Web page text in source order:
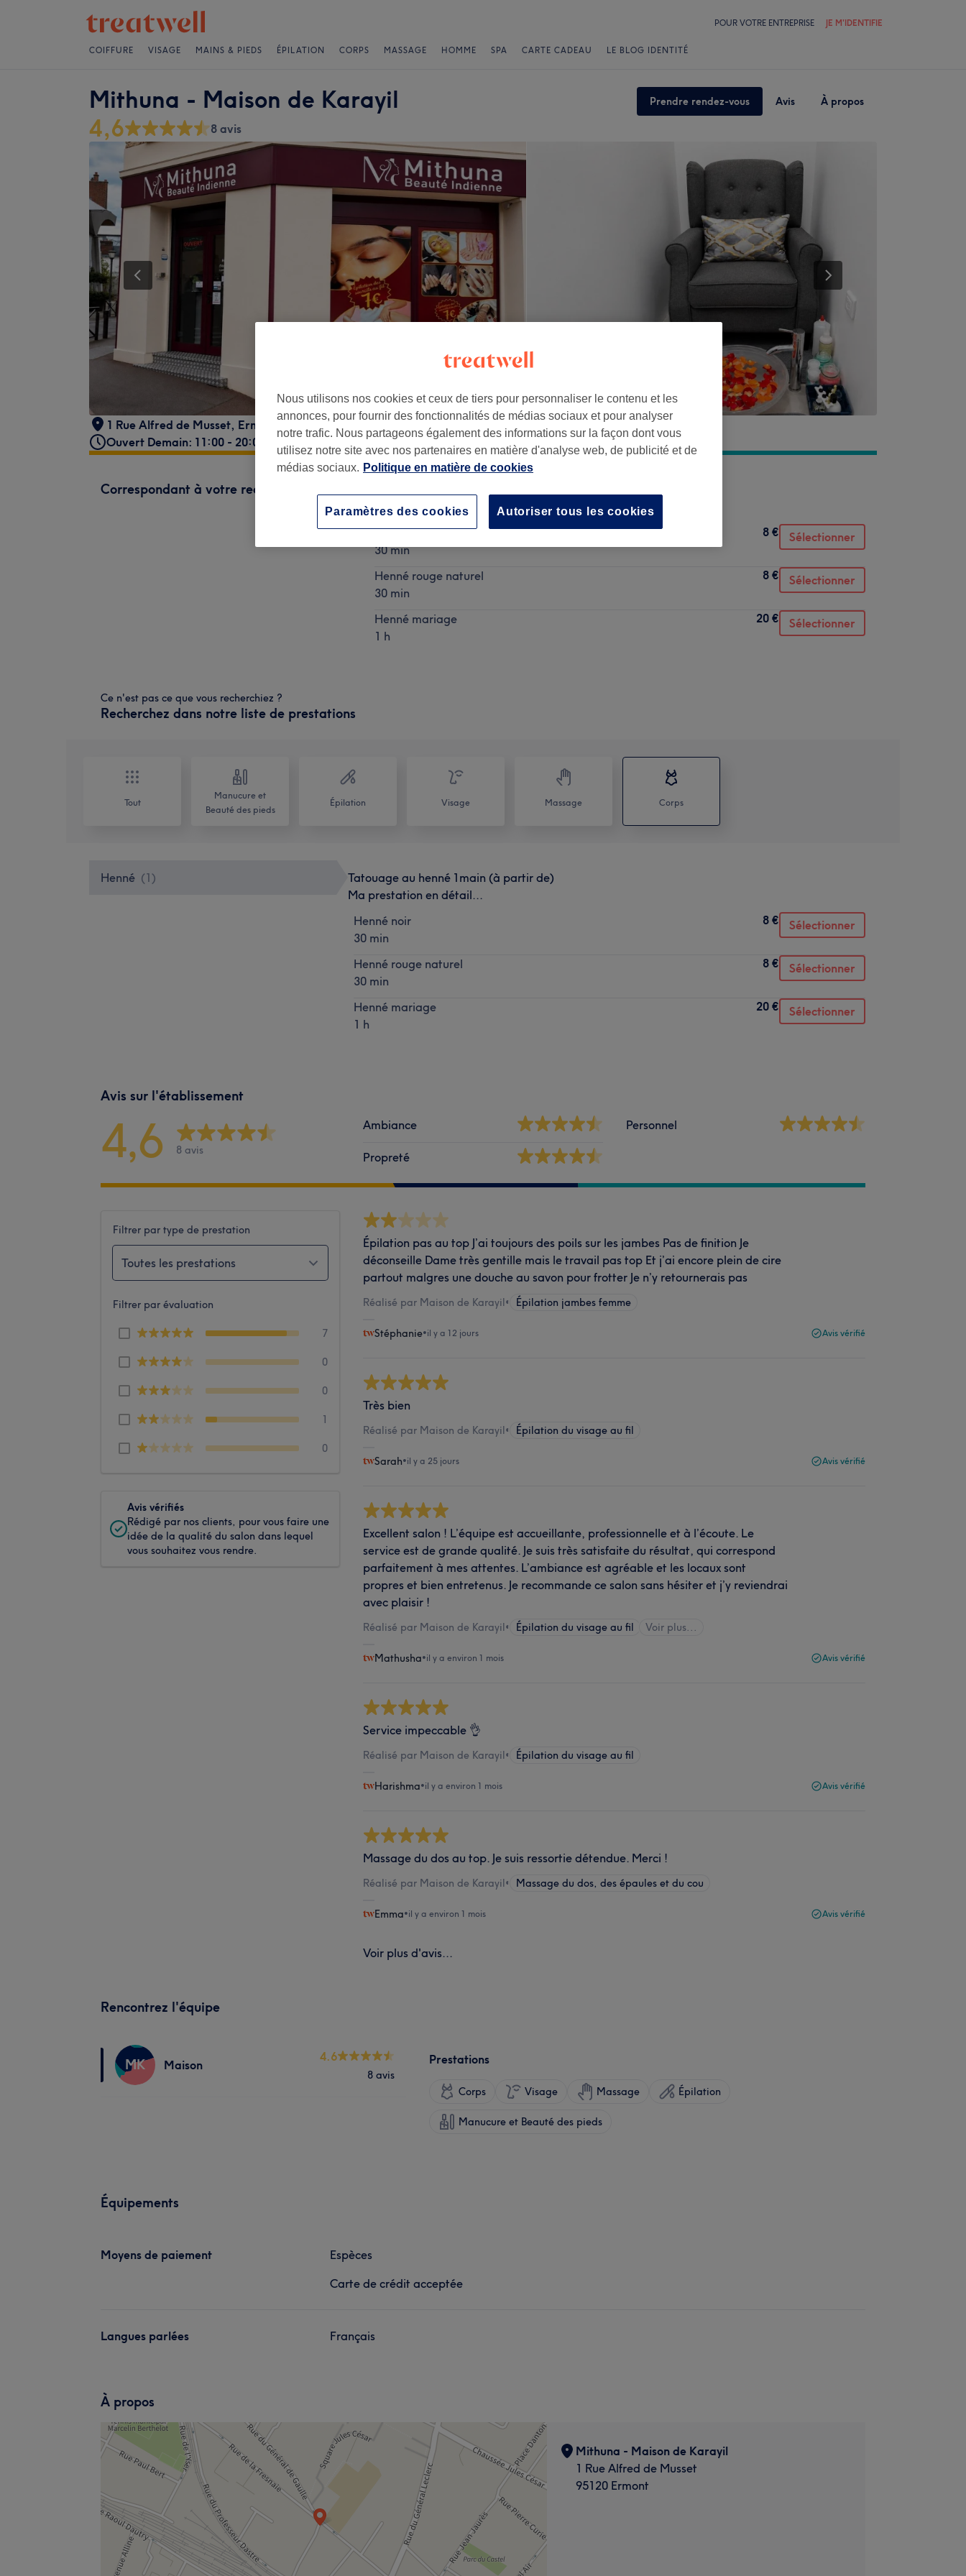
POUR VOTRE ENTREPRISE JE M'IDENTIFIE
COIFFURE VISAGE MAINS & PIEDS ÉPILATION CORPS MASSAGE HOMME SPA CARTE CADEAU LE BLOG IDENTITÉ
Mithuna - Maison de Karayil Prendre rendez-vous Avis À propos
4,6 8 avis
1 Rue Alfred de Musset, Ermont , 95120
Ouvert Demain: 11:00 - 20:00
Correspondant à votre recherche
Ma prestation en détail...
Henné noir
30 min
8 € Sélectionner
Henné rouge naturel
30 min
8 € Sélectionner
Henné mariage
1 h
20 € Sélectionner
Ce n'est pas ce que vous recherchiez ?
Recherchez dans notre liste de prestations
Tout
Manucure et
Beauté des pieds
Épilation Visage Massage Corps
Henné (1 )
Tatouage au henné 1main (à partir de)
Ma prestation en détail...
Henné noir
30 min
8 € Sélectionner
Henné rouge naturel
30 min
8 € Sélectionner
Henné mariage
1 h
20 € Sélectionner
Avis sur l'établissement
4,6 8 avis
Ambiance
Propreté
Personnel
Filtrer par type de prestation
Toutes les prestations
Filtrer par évaluation
7
0
0
1
0
Avis vérifiés
Rédigé par nos clients, pour vous faire une
idée de la qualité du salon dans lequel
vous souhaitez vous rendre.
Épilation pas au top J’ai toujours des poils sur les jambes Pas de finition Je
déconseille Dame très gentille mais le travail pas top Et j’ai encore plein de cire
partout malgres une douche au savon pour frotter Je n’y retournerais pas
Réalisé par Maison de Karayil• Épilation jambes femme
Stéphanie•il y a 12 jours Avis vérifié
Très bien
Réalisé par Maison de Karayil• Épilation du visage au fil
Sarah•il y a 25 jours Avis vérifié
Excellent salon ! L’équipe est accueillante, professionnelle et à l’écoute. Le
service est de grande qualité. Je suis très satisfaite du résultat, qui correspond
parfaitement à mes attentes. L’ambiance est agréable et les locaux sont
propres et bien entretenus. Je recommande ce salon sans hésiter et j’y reviendrai
avec plaisir !
Réalisé par Maison de Karayil• Épilation du visage au fil Voir plus...
Mathusha•il y a environ 1 mois Avis vérifié
Service impeccable 👌
Réalisé par Maison de Karayil• Épilation du visage au fil
Harishma•il y a environ 1 mois Avis vérifié
Massage du dos au top. Je suis ressortie détendue. Merci !
Réalisé par Maison de Karayil• Massage du dos, des épaules et du cou
Emma•il y a environ 1 mois Avis vérifié
Voir plus d'avis...
Rencontrez l'équipe
MK Maison
4.6
8 avis
Prestations
Corps Visage Massage Épilation
Manucure et Beauté des pieds
Équipements
Moyens de paiement
Espèces
Carte de crédit acceptée
Langues parlées Français
À propos
Mithuna - Maison de Karayil
1 Rue Alfred de Musset
95120 Ermont
Nous utilisons nos cookies et ceux de tiers pour personnaliser le contenu et les
annonces, pour fournir des fonctionnalités de médias sociaux et pour analyser
notre trafic. Nous partageons également des informations sur la façon dont vous
utilisez notre site avec nos partenaires en matière d'analyse web, de publicité et de
médias sociaux. Politique en matière de cookies
Autoriser tous les cookies
Paramètres des cookies